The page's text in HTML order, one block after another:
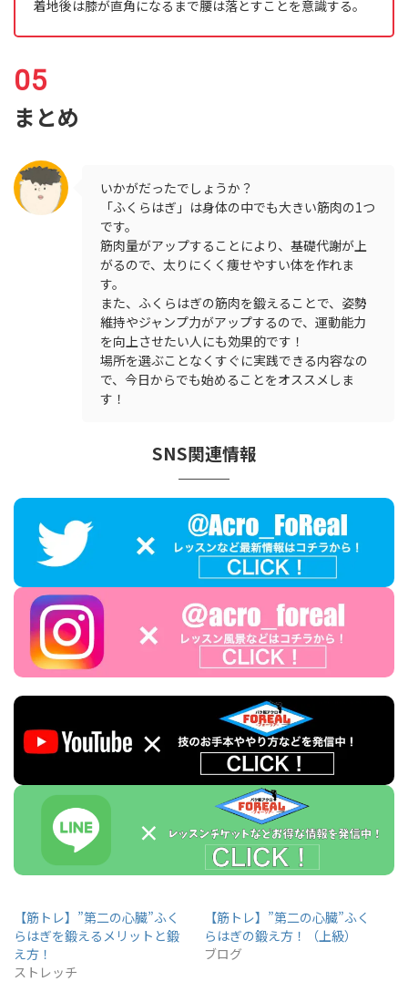
着地後は膝が直角になるまで腰は落とすことを意識する。
まとめ
いかがだったでしょうか？
「ふくらはぎ」は身体の中でも大きい筋肉の1つ
です。
筋肉量がアップすることにより、基礎代謝が上
がるので、太りにくく痩せやすい体を作れま
す。
また、ふくらはぎの筋肉を鍛えることで、姿勢
維持やジャンプ力がアップするので、運動能力
を向上させたい人にも効果的です！
場所を選ぶことなくすぐに実践できる内容なの
で、今日からでも始めることをオススメしま
す！
SNS関連情報
【筋トレ】”第二の心臓”ふく
らはぎを鍛えるメリットと鍛
え方！
ストレッチ
【筋トレ】”第二の心臓”ふく
らはぎの鍛え方！（上級）
ブログ